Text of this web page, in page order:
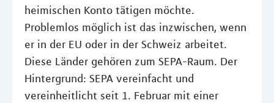
heimischen Konto tätigen möchte.
Problemlos möglich ist das inzwischen, wenn
er in der EU oder in der Schweiz arbeitet.
Diese Länder gehören zum SEPA-Raum. Der
Hintergrund: SEPA vereinfacht und
vereinheitlicht seit 1. Februar mit einer